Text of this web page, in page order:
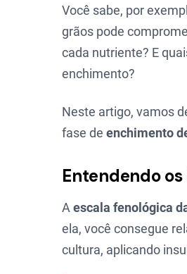
Você sabe, por
grãos pode
cada nutriente? E
enchimento?
Neste artigo, vamos
fase de enchimento
Entendendo os
A escala fenológica
ela, você consegue
cultura, aplicando